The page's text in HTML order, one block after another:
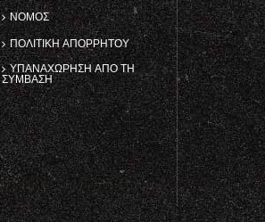
ΝΌΜΟΣ
ΠΟΛΙΤΙΚΉ ΑΠΟΡΡΉΤΟΥ
ΥΠΑΝΑΧΏΡΗΣΗ ΑΠΌ ΤΗ
ΣΎΜΒΑΣΗ